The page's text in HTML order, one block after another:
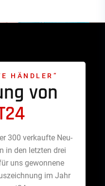
HÄNDLER“
von
300 verkaufte Neu-
in den letzten drei
uns gewonnene
im Jahr